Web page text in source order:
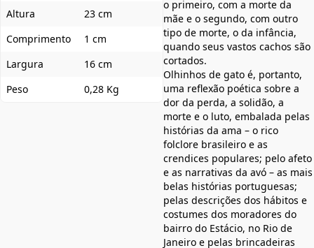
Altura
23 cm
Comprimento
1 cm
Largura
16 cm
Peso
0,28 Kg
o primeiro, com a morte da
mãe e o segundo, com outro
tipo de morte, o da infância,
quando seus vastos cachos são
cortados.
Olhinhos de gato é, portanto,
uma reflexão poética sobre a
dor da perda, a solidão, a
morte e o luto, embalada pelas
histórias da ama – o rico
folclore brasileiro e as
crendices populares; pelo afeto
e as narrativas da avó – as mais
belas histórias portuguesas;
pelas descrições dos hábitos e
costumes dos moradores do
bairro do Estácio, no Rio de
Janeiro e pelas brincadeiras